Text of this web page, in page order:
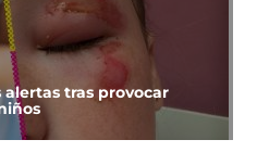
tras provocar